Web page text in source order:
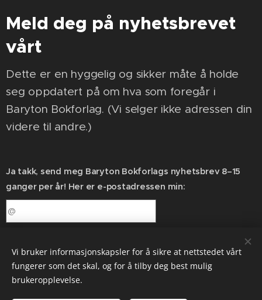
Meld deg på nyhetsbrevet
vårt
Dette er en hyggelig og sikker måte å holde
seg oppdatert på om hva som foregår i
Baryton Bokforlag. (Vi selger ikke adressen din
videre til andre.)
Ja takk, send meg Baryton Bokforlags nyhetsbrev 8–15
ganger per år! Her er e-postadressen min:
Baryton Bokforlag | En melodiøs stemme i mylderet |
Vi bruker informasjonskapsler for å sikre at nettstedet vårt
fungerer som det skal, og for å tilby deg best mulig
brukeropplevelse.